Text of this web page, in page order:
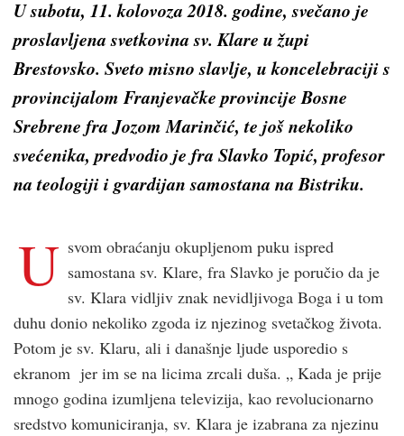
U subotu, 11. kolovoza 2018. godine, svečano je
proslavljena svetkovina sv. Klare u župi
Brestovsko. Sveto misno slavlje, u koncelebraciji s
provincijalom Franjevačke provincije Bosne
Srebrene fra Jozom Marinčić, te još nekoliko
svećenika, predvodio je fra Slavko Topić, profesor
na teologiji i gvardijan samostana na Bistriku.
U svom obraćanju okupljenom puku ispred
samostana sv. Klare, fra Slavko je poručio da je
sv. Klara vidljiv znak nevidljivoga Boga i u tom
duhu donio nekoliko zgoda iz njezinog svetačkog života.
Potom je sv. Klaru, ali i današnje ljude usporedio s
ekranom jer im se na licima zrcali duša. „ Kada je prije
mnogo godina izumljena televizija, kao revolucionarno
sredstvo komuniciranja, sv. Klara je izabrana za njezinu